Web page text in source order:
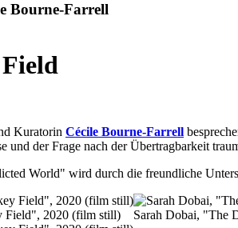
Bourne-Farrell
Kuratorin Cécile Bourne-Farrell
und der Frage nach der Übertragbarkeit
World" wird durch die freundliche
Field", 2020 (film still) Sarah Dobai, "The